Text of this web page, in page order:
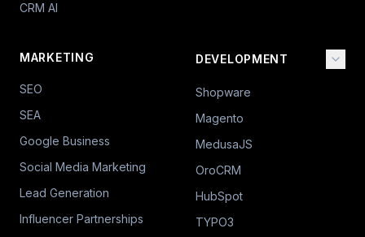
CRM AI
MARKETING
SEO
SEA
Google Business
Social Media Marketing
Lead Generation
Influencer Partnerships
DEVELOPMENT
Shopware
Magento
MedusaJS
OroCRM
HubSpot
TYPO3